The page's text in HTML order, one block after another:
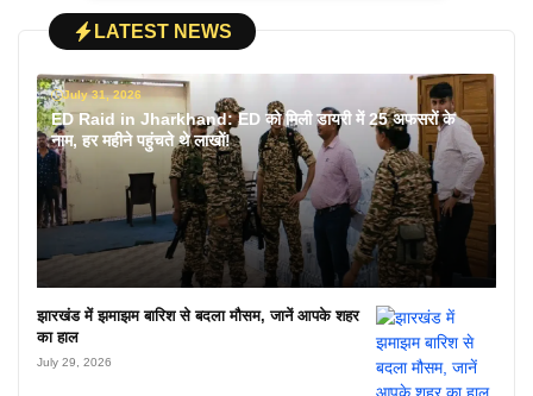
LATEST NEWS
July 31, 2026
ED Raid in Jharkhand: ED को मिली डायरी में 25 अफसरों के
नाम, हर महीने पहुंचते थे लाखों!
झारखंड में झमाझम बारिश से बदला मौसम, जानें आपके शहर
का हाल
July 29, 2026